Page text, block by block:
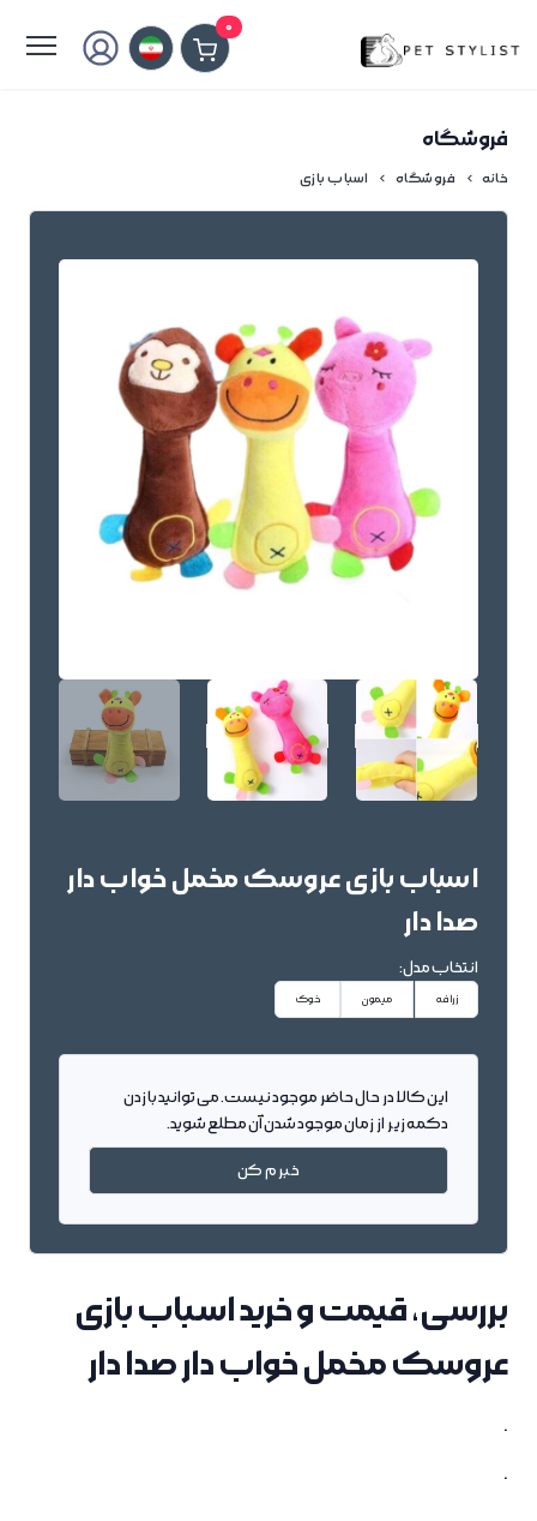
0
فروشگاه
خانه فروشگاه اسباب بازی
اسباب بازی عروسک مخمل خواب دار
صدا دار
انتخاب مدل:
زرافه میمون خوک
این کالا در حال حاضر موجود نیست. می توانید با زدن
دکمه زیر از زمان موجود شدن آن مطلع شوید.
خبرم کن
بررسی، قیمت و خرید اسباب بازی
عروسک مخمل خواب دار صدا دار
.
.